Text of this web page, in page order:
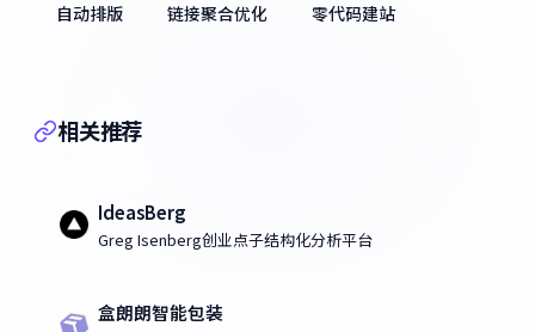
自动排版
链接聚合优化 零代码建站
相关推荐
IdeasBerg
Greg Isenberg创业点子结构化分析平台
盒朗朗智能包装